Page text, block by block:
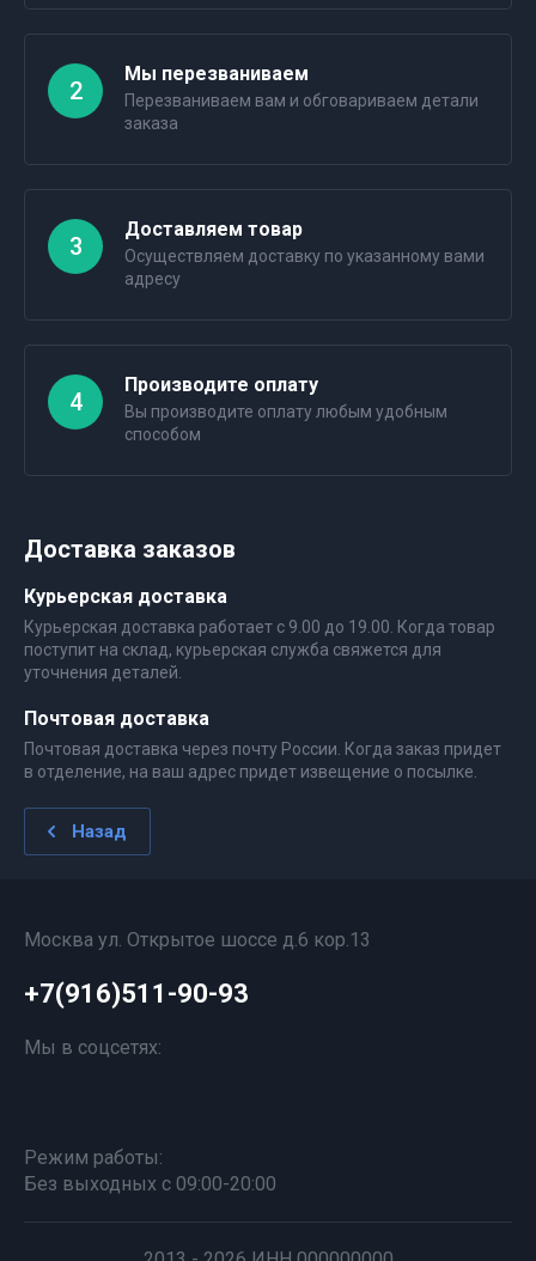
2
Мы перезваниваем
Перезваниваем вам и обговариваем детали
заказа
3
Доставляем товар
Осуществляем доставку по указанному вами
адресу
4
Производите оплату
Вы производите оплату любым удобным
способом
Доставка заказов
Курьерская доставка
Курьерская доставка работает с 9.00 до 19.00. Когда товар
поступит на склад, курьерская служба свяжется для
уточнения деталей.
Почтовая доставка
Почтовая доставка через почту России. Когда заказ придет
в отделение, на ваш адрес придет извещение о посылке.
Назад
Москва ул. Открытое шоссе д.6 кор.13
+7(916)511-90-93
Мы в соцсетях:
Режим работы:
Без выходных с 09:00-20:00